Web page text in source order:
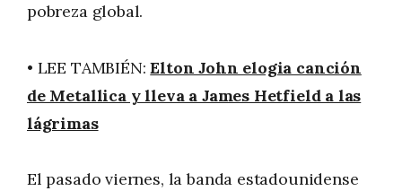
pobreza global.
• LEE TAMBIÉN:Elton John elogia canción
de Metallica y lleva a James Hetfield a las
lágrimas
El pasado viernes, la banda estadounidense